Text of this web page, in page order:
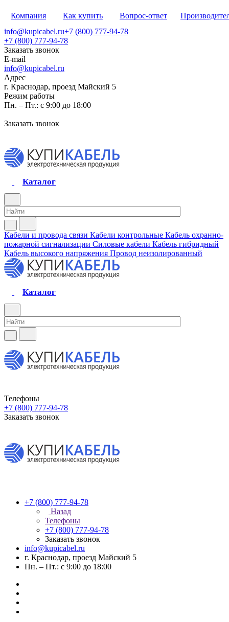
Компания Как купить Вопрос-ответ
info@kupicabel.ru+7 (800) 777-94-78
+7 (800) 777-94-78
Заказать звонок
E-mail
info@kupicabel.ru
Адрес
г. Краснодар, проезд Майский 5
Режим работы
Пн. – Пт.: с 9:00 до 18:00
Заказать звонок
Каталог
Кабели и провода связи Кабели контрольные Кабель охранно-
пожарной сигнализации Силовые кабели Кабель гибридный
Кабель высокого напряжения Провод неизолированный
Каталог
Телефоны
+7 (800) 777-94-78
Заказать звонок
+7 (800) 777-94-78
Назад
Телефоны
+7 (800) 777-94-78
Заказать звонок
info@kupicabel.ru
г. Краснодар, проезд Майский 5
Пн. – Пт.: с 9:00 до 18:00